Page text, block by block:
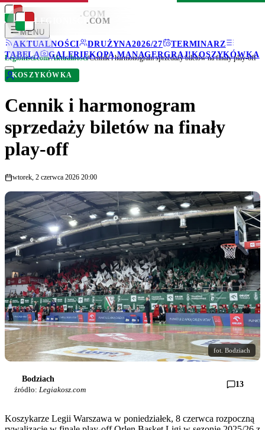
LEGIONISCI .COM
MENU
AKTUALNOŚCI
DRUŻYNA2026/27
TERMINARZ
TABELA
GALERIEKOPA MANAGERGRAJ!KOSZYKÓWKA
LEGIONISCI .COM
Legionisci.com/Aktualności/Cennik i harmonogram sprzedaży biletów na finały play-off
KOSZYKÓWKA
Cennik i harmonogram
sprzedaży biletów na finały
play-off
wtorek, 2 czerwca 2026 20:00
fot. Bodziach
Bodziach
źródło: Legiakosz.com
13
Koszykarze Legii Warszawa w poniedziałek, 8 czerwca rozpoczną